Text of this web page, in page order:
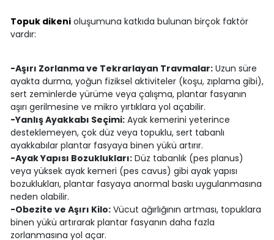
Topuk dikenioluşumuna katkıda bulunan birçok faktör
vardır:
-Aşırı Zorlanma ve Tekrarlayan Travmalar:Uzun süre
ayakta durma, yoğun fiziksel aktiviteler (koşu, zıplama gibi),
sert zeminlerde yürüme veya çalışma, plantar fasyanın
aşırı gerilmesine ve mikro yırtıklara yol açabilir.
-Yanlış Ayakkabı Seçimi:Ayak kemerini yeterince
desteklemeyen, çok düz veya topuklu, sert tabanlı
ayakkabılar plantar fasyaya binen yükü artırır.
-Ayak Yapısı Bozuklukları:Düz tabanlık (pes planus)
veya yüksek ayak kemeri (pes cavus) gibi ayak yapısı
bozuklukları, plantar fasyaya anormal baskı uygulanmasına
neden olabilir.
-Obezite ve Aşırı Kilo:Vücut ağırlığının artması, topuklara
binen yükü artırarak plantar fasyanın daha fazla
zorlanmasına yol açar.